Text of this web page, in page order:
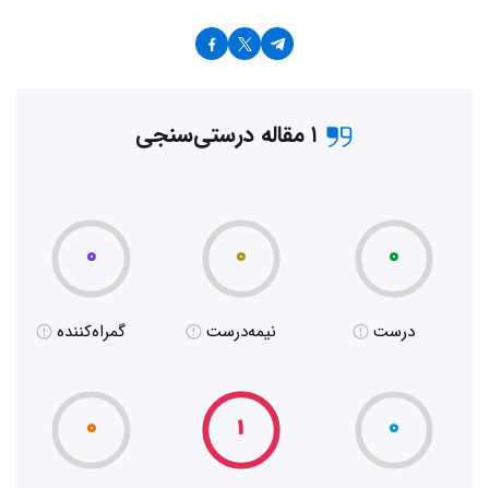
۱ مقاله درستی‌سنجی
۰
درست
۰
نیمه‌درست
۰
گمراه‌کننده
۰ ۱ ۰